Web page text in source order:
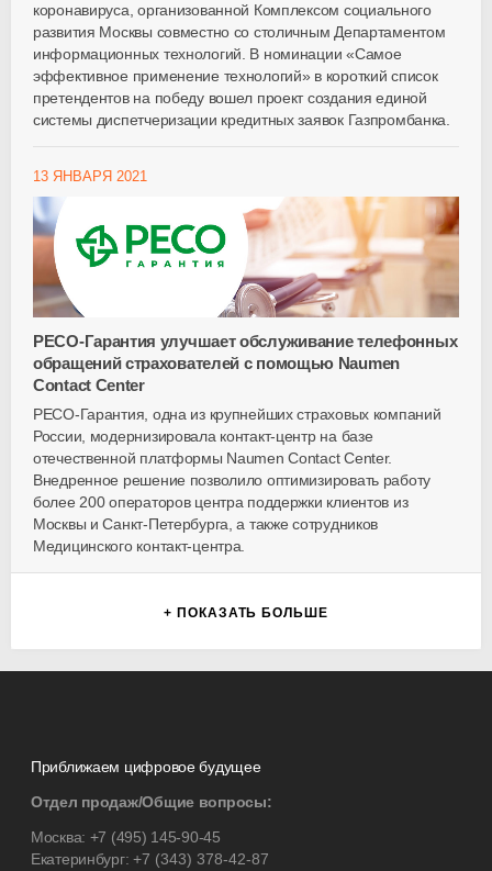
коронавируса, организованной Комплексом социального
развития Москвы совместно со столичным Департаментом
информационных технологий. В номинации «Самое
эффективное применение технологий» в короткий список
претендентов на победу вошел проект создания единой
системы диспетчеризации кредитных заявок Газпромбанка.
13 ЯНВАРЯ 2021
РЕСО-Гарантия улучшает обслуживание телефонных
обращений страхователей с помощью Naumen
Contact Center
РЕСО-Гарантия, одна из крупнейших страховых компаний
России, модернизировала контакт-центр на базе
отечественной платформы Naumen Contact Center.
Внедренное решение позволило оптимизировать работу
более 200 операторов центра поддержки клиентов из
Москвы и Санкт-Петербурга, а также сотрудников
Медицинского контакт-центра.
+ ПОКАЗАТЬ БОЛЬШЕ
Приближаем цифровое будущее
Отдел продаж/Общие вопросы:
Москва: +7 (495) 145-90-45
Екатеринбург:+7 (343) 378-42-87